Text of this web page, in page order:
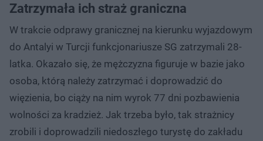
Zatrzymała ich straż graniczna
W trakcie odprawy granicznej na kierunku wyjazdowym
do Antalyi w Turcji funkcjonariusze SG zatrzymali 28-
latka. Okazało się, że mężczyzna figuruje w bazie jako
osoba, którą należy zatrzymać i doprowadzić do
więzienia, bo ciąży na nim wyrok 77 dni pozbawienia
wolności za kradzież. Jak trzeba było, tak strażnicy
zrobili i doprowadzili niedoszłego turystę do zakładu